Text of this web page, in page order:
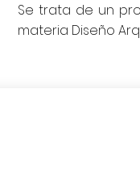
Se trata de un
materia Diseño